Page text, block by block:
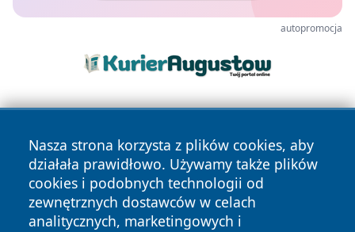
autopromocja
Nasza strona korzysta z plików cookies, aby
działała prawidłowo. Używamy także plików
cookies i podobnych technologii od
zewnętrznych dostawców w celach
analitycznych, marketingowych i
Copyright © 2026 pulsbydgoszczy.pl Wszystkie prawa
zastrzeżone.